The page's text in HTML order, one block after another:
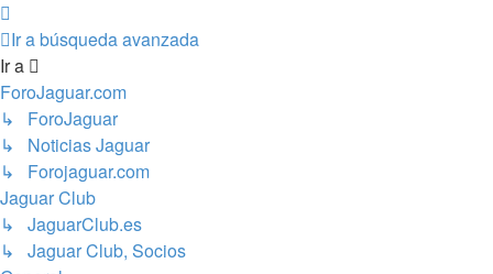
Ir a búsqueda avanzada
Ir a
ForoJaguar.com
↳ ForoJaguar
↳ Noticias Jaguar
↳ Forojaguar.com
Jaguar Club
↳ JaguarClub.es
↳ Jaguar Club, Socios